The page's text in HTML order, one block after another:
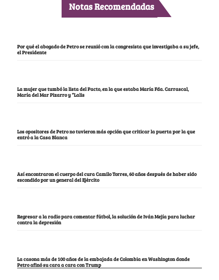
Notas Recomendadas
Por qué el abogado de Petro se reunió con la congresista que investigaba a su jefe,
el Presidente
La mujer que tumbó la lista del Pacto, en la que estaba María Fda. Carrascal,
María del Mar Pizarro y “Lalis
Los opositores de Petro no tuvieron más opción que criticar la puerta por la que
entró a la Casa Blanca
Así encontraron el cuerpo del cura Camilo Torres, 60 años después de haber sido
escondido por un general del Ejército
Regresar a la radio para comentar fútbol, la solución de Iván Mejía para luchar
contra la depresión
La casona más de 100 años de la embajada de Colombia en Washington donde
Petro afinó su cara a cara con Trump